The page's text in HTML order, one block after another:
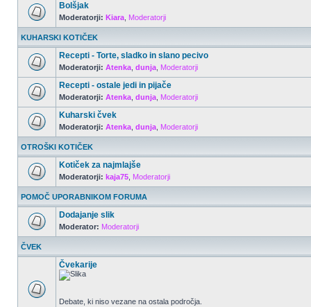
Bolšjak
Moderatorji: Kiara Moderatorji
KUHARSKI KOTIČEK
Recepti - Torte, sladko in slano pecivo
Moderatorji: Atenka dunja Moderatorji
Recepti - ostale jedi in pijače
Moderatorji: Atenka dunja Moderatorji
Kuharski čvek
Moderatorji: Atenka dunja Moderatorji
OTROŠKI KOTIČEK
Kotiček za najmlajše
Moderatorji: kaja75 Moderatorji
POMOČ UPORABNIKOM FORUMA
Dodajanje slik
Moderator: Moderatorji
ČVEK
Čvekarije
Debate, ki niso vezane na ostala področja.